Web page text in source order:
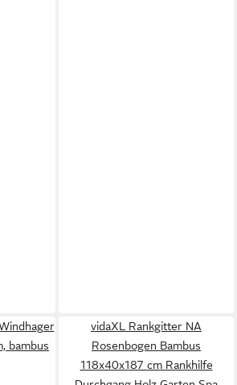
bambus
vidaXL Rankgitter NA
Rosenbogen Bambus
118x40x187 cm Rankhilfe